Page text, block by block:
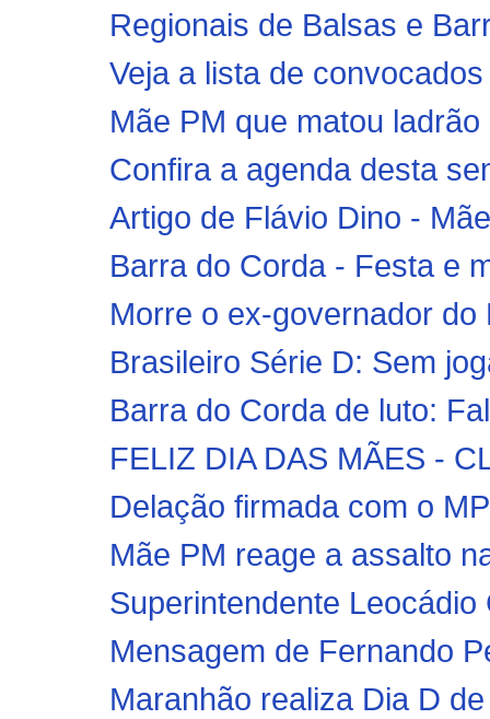
Regionais de Balsas e
Veja a lista de
Mãe PM que matou
Confira a agenda desta
Artigo de Flávio Dino -
Barra do Corda - Festa e
Morre o ex-governador
Brasileiro Série D: Sem
Barra do Corda de luto:
FELIZ DIA DAS MÃES -
Delação firmada com o
Mãe PM reage a assalto
Superintendente
Mensagem de Fernando
Maranhão realiza Dia D